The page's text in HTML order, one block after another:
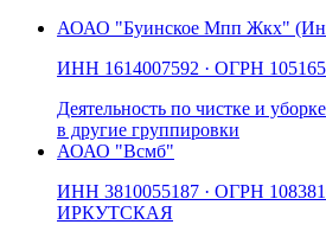
АОАО "Буинское Мпп Жкх"
ИНН 1614007592 · ОГРН
Деятельность по чистке и
в другие группировки
АОАО "Всмб"
ИНН 3810055187 · ОГРН
ИРКУТСКАЯ